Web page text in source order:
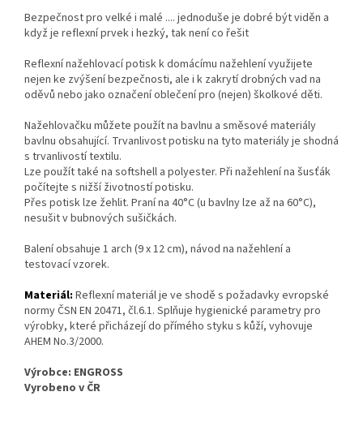
Bezpečnost pro velké i malé .... jednoduše je dobré být viděn a
když je reflexní prvek i hezký, tak není co řešit
Reflexní nažehlovací potisk k domácímu nažehlení využijete
nejen ke zvýšení bezpečnosti, ale i k zakrytí drobných vad na
oděvů nebo jako označení oblečení pro (nejen) školkové děti.
Nažehlovačku můžete použít na bavlnu a směsové materiály
bavlnu obsahující. Trvanlivost potisku na tyto materiály je shodná
s trvanlivostí textilu.
Lze použít také na softshell a polyester. Při nažehlení na šusťák
počítejte s nižší životností potisku.
Přes potisk lze žehlit. Praní na 40°C (u bavlny lze až na 60°C),
nesušit v bubnových sušičkách.
Balení obsahuje 1 arch (9 x 12 cm), návod na nažehlení a
testovací vzorek.
Materiál: Reflexní materiál je ve shodě s požadavky evropské
normy ČSN EN 20471, čl.6.1. Splňuje hygienické parametry pro
výrobky, které přicházejí do přímého styku s kůží, vyhovuje
AHEM No.3/2000.
Výrobce: ENGROSS
Vyrobeno v ČR